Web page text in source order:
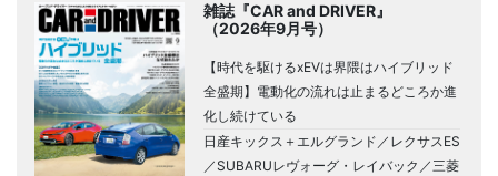
雑誌『CAR and DRIVER』
（2026年9月号）
【時代を駆けるxEVは界隈はハイブリッド
全盛期】電動化の流れは止まるどころか進
化し続けている
日産キックス＋エルグランド／レクサスES
／SUBARUレヴォーグ・レイバック／三菱